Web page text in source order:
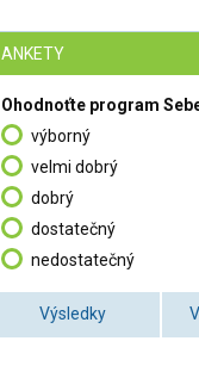
ANKETY
Ohodnoťte program
výborný
velmi dobrý
dobrý
dostatečný
nedostatečný
Výsledky